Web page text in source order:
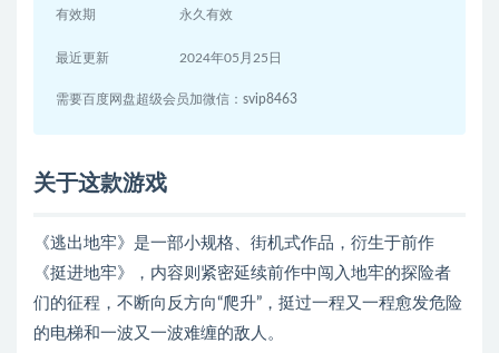
有效期 永久有效
最近更新 2024年05月25日
需要百度网盘超级会员加微信：svip8463
关于这款游戏
《逃出地牢》是一部小规格、街机式作品，衍生于前作
《挺进地牢》，内容则紧密延续前作中闯入地牢的探险者
们的征程，不断向反方向“爬升”，挺过一程又一程愈发危险
的电梯和一波又一波难缠的敌人。